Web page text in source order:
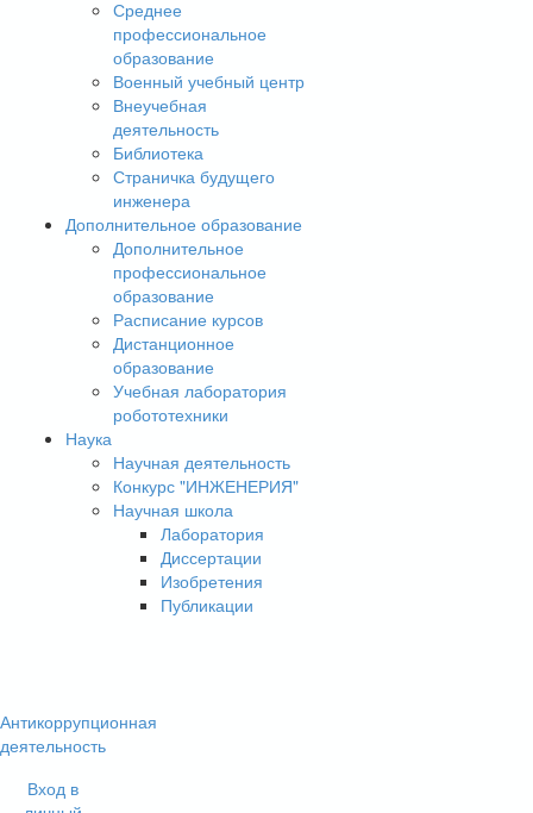
Среднее
профессиональное
образование
Военный учебный центр
Внеучебная
деятельность
Библиотека
Страничка будущего
инженера
Дополнительное образование
Дополнительное
профессиональное
образование
Расписание курсов
Дистанционное
образование
Учебная лаборатория
робототехники
Наука
Научная деятельность
Конкурс "ИНЖЕНЕРИЯ"
Научная школа
Лаборатория
Диссертации
Изобретения
Публикации
Антикоррупционная
деятельность
Вход в